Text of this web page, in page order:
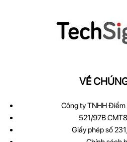
VỀ
Công ty TNHH
521/97B
Giấy phép số